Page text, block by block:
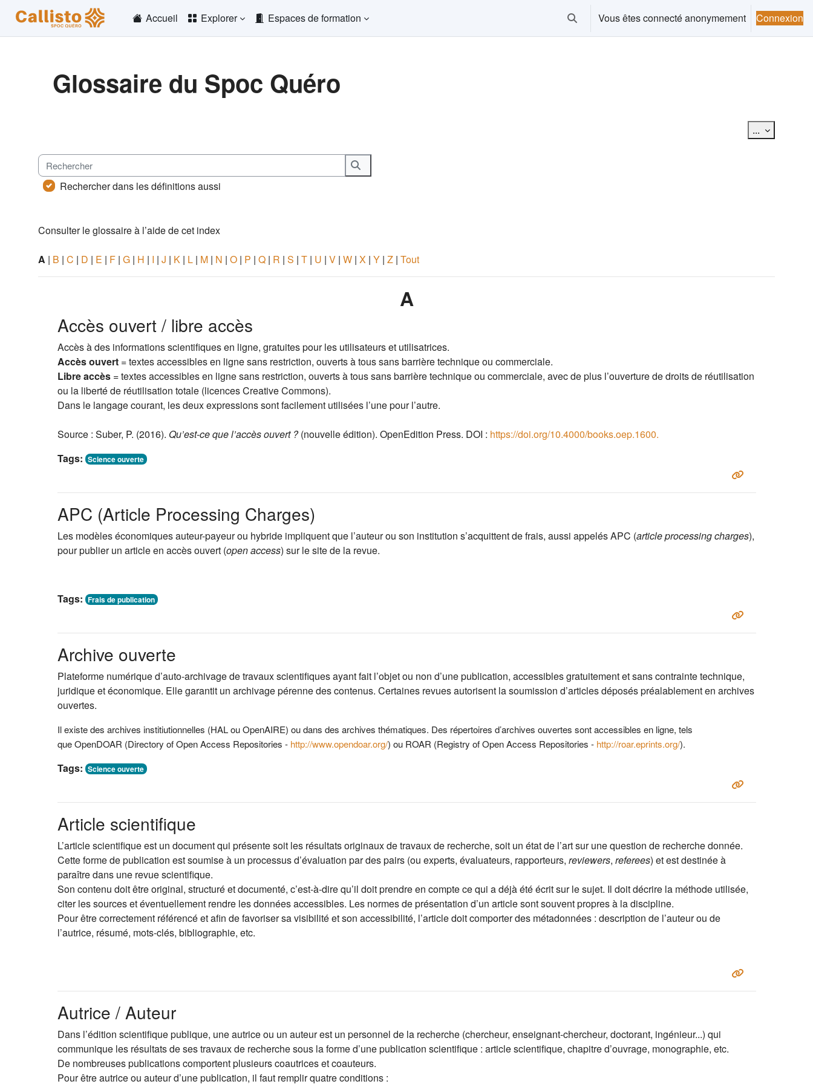
Passer au contenu principal
Accueil
Explorer Espaces de formation Activer/désactiver la saisie de recherche
Vous êtes connecté anonymement Connexion
Glossaire du Spoc Quéro
... Exporter
Rechercher
Rechercher
Rechercher dans les définitions aussi
Consulter le glossaire à l’aide de cet index
A | B | C | D | E | F | G | H | I | J | K | L | M | N | O | P | Q | R | S | T | U | V | W | X | Y | Z | Tout
A
Accès ouvert / libre accès
Accès à des informations scientifiques en ligne, gratuites pour les utilisateurs et utilisatrices.
Accès ouvert= textes accessibles en ligne sans restriction, ouverts à tous sans barrière technique ou commerciale.
Libre accès= textes accessibles en ligne sans restriction, ouverts à tous sans barrière technique ou commerciale, avec de plus l’ouverture de droits de réutilisation
ou la liberté de réutilisation totale (licences Creative Commons).
Dans le langage courant, les deux expressions sont facilement utilisées l’une pour l’autre.
Source : Suber, P. (2016). Qu’est-ce que l’accès ouvert ?(nouvelle édition). OpenEdition Press. DOI : https://doi.org/10.4000/books.oep.1600.
Tags: Science ouverte
APC (Article Processing Charges)
Les modèles économiques auteur-payeur ou hybride impliquent que l’auteur ou son institution s’acquittent de frais, aussi appelés APC (article processing charges),
pour publier un article en accès ouvert (open access) sur le site de la revue.
Tags: Frais de publication
Archive ouverte
Plateforme numérique d’auto-archivage de travaux scientifiques ayant fait l’objet ou non d’une publication, accessibles gratuitement et sans contrainte technique,
juridique et économique. Elle garantit un archivage pérenne des contenus. Certaines revues autorisent la soumission d’articles déposés préalablement en archives
ouvertes.
Il existe des archives institiutionnelles (HAL ou OpenAIRE) ou dans des archives thématiques. Des répertoires d’archives ouvertes sont accessibles en ligne, tels
queOpenDOAR (Directory of Open Access Repositories - http://www.opendoar.org/) ou ROAR (Registry of Open Access Repositories - http://roar.eprints.org/).
Tags: Science ouverte
Article scientifique
L’article scientifique est un document qui présente soit les résultats originaux de travaux de recherche, soit un état de l’art sur une question de recherche donnée.
Cette forme de publication est soumise à un processus d’évaluation par des pairs (ou experts, évaluateurs, rapporteurs, reviewers, referees) et est destinée à
paraître dans une revue scientifique.
Son contenu doit être original, structuré et documenté, c’est-à-dire qu’il doit prendre en compte ce qui a déjà été écrit sur le sujet. Il doit décrire la méthode utilisée,
citer les sources et éventuellement rendre les données accessibles. Les normes de présentation d’un article sont souvent propres à la discipline.
Pour être correctement référencé et afin de favoriser sa visibilité et son accessibilité, l’article doit comporter des métadonnées : description de l’auteur ou de
l’autrice, résumé, mots-clés, bibliographie, etc.
Autrice / Auteur
Dans l’édition scientifique publique, une autrice ou un auteur est un personnel de la recherche (chercheur, enseignant-chercheur, doctorant, ingénieur...) qui
communique les résultats de ses travaux de recherche sous la forme d’une publication scientifique : article scientifique, chapitre d’ouvrage, monographie, etc.
De nombreuses publications comportent plusieurs coautrices et coauteurs.
Pour être autrice ou auteur d’une publication, il faut remplir quatre conditions :